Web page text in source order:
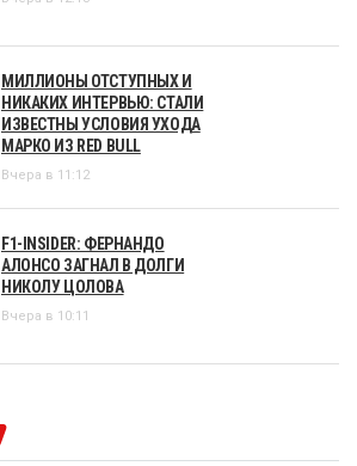
МИЛЛИОНЫ ОТСТУПНЫХ И
НИКАКИХ ИНТЕРВЬЮ: СТАЛИ
ИЗВЕСТНЫ УСЛОВИЯ УХОДА
МАРКО ИЗ RED BULL
Вчера в 11:12
F1-INSIDER: ФЕРНАНДО
АЛОНСО ЗАГНАЛ В ДОЛГИ
НИКОЛУ ЦОЛОВА
Вчера в 10:11